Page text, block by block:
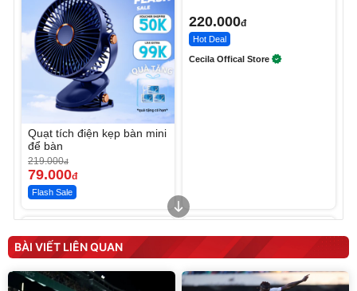
Quạt tích điện kẹp bàn mini
để bàn
219.000đ
79.000đ
Flash Sale
220.000đ
Hot Deal
Cecila Offical Store
tức thì Vaseline Body
190.000đ
138.330đ
Discount
D2-001 - Thông Minh
3.000.000
2.200.000đ
Flash Sale
BÀI VIẾT LIÊN QUAN